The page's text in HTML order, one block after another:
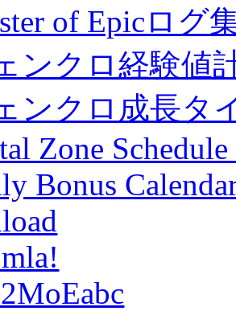
of Epicログ
ンクロ経験値
ンクロ成長タ
Zone
Bonus